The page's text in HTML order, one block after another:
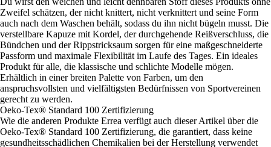
Zweifel schätzen, der nicht knittert, nicht verknittert und seine Form
auch nach dem Waschen behält, sodass du ihn nicht bügeln musst. Die
verstellbare Kapuze mit Kordel, der durchgehende Reißverschluss, die
Bündchen und der Rippstricksaum sorgen für eine maßgeschneiderte
Passform und maximale Flexibilität im Laufe des Tages. Ein ideales
Produkt für alle, die klassische und schlichte Modelle mögen.
Erhältlich in einer breiten Palette von Farben, um den
anspruchsvollsten und vielfältigsten Bedürfnissen von Sportvereinen
gerecht zu werden.
Oeko-Tex® Standard 100 Zertifizierung
Wie die anderen Produkte Errea verfügt auch dieser Artikel über die
Oeko-Tex® Standard 100 Zertifizierung, die garantiert, dass keine
gesundheitsschädlichen Chemikalien bei der Herstellung verwendet